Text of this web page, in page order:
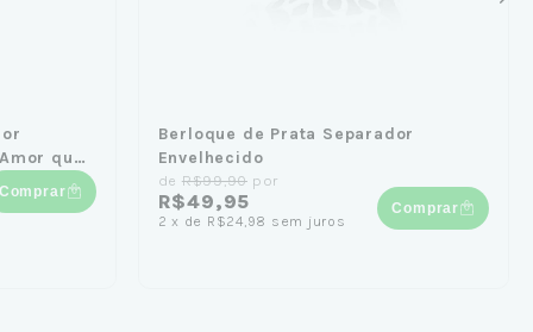
que
Berloque de Prata Separador
Envelhecido
de R$99,90 por
R$49,95
2 x de R$24,98 sem juros
Comprar